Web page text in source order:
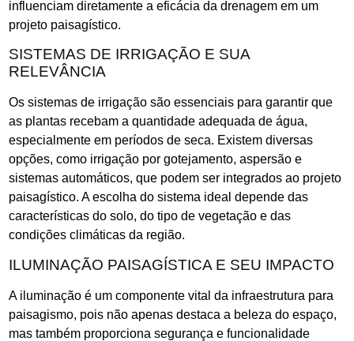
influenciam diretamente a eficácia da drenagem em um
projeto paisagístico.
SISTEMAS DE IRRIGAÇÃO E SUA
RELEVÂNCIA
Os sistemas de irrigação são essenciais para garantir que
as plantas recebam a quantidade adequada de água,
especialmente em períodos de seca. Existem diversas
opções, como irrigação por gotejamento, aspersão e
sistemas automáticos, que podem ser integrados ao projeto
paisagístico. A escolha do sistema ideal depende das
características do solo, do tipo de vegetação e das
condições climáticas da região.
ILUMINAÇÃO PAISAGÍSTICA E SEU IMPACTO
A iluminação é um componente vital da infraestrutura para
paisagismo, pois não apenas destaca a beleza do espaço,
mas também proporciona segurança e funcionalidade